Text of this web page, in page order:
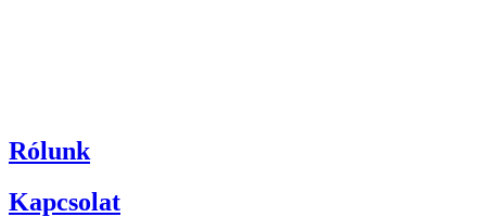
Rólunk
Kapcsolat